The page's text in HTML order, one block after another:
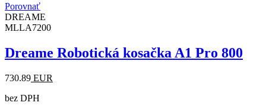
Porovnať
DREAME
MLLA7200
Dreame Robotická kosačka A1 Pro 800
730.89 EUR
bez DPH